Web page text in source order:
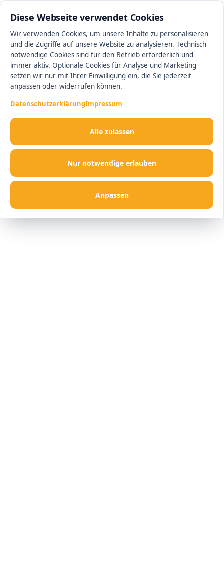
Diese Webseite verwendet Cookies
Wir verwenden Cookies, um unsere Inhalte zu personalisieren
und die Zugriffe auf unsere Website zu analysieren. Technisch
notwendige Cookies sind für den Betrieb erforderlich und
immer aktiv. Optionale Cookies für Analyse und Marketing
setzen wir nur mit Ihrer Einwilligung ein, die Sie jederzeit
anpassen oder widerrufen können.
DatenschutzerklärungImpressum
Nur notwendige erlauben
Anpassen
Alle zulassen